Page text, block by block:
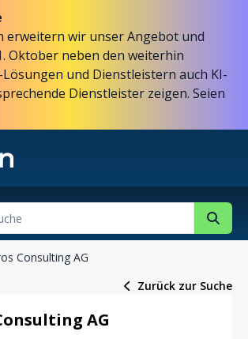
erweitern wir unser Angebot und
Oktober neben den weiterhin
Lösungen und Dienstleistern auch KI-
Dienstleister zeigen. Seien
Consulting AG
Zurück zur Suche
AG